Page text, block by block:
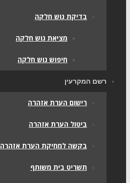
בדיקת גוש חלקה
מציאת גוש חלקה
חיפוש גוש חלקה
רשם המקרעין
רישום הערת אזהרה
ביטול הערת אזהרה
בקשה למחיקת הערת אזהרה
תשריט בית משותף